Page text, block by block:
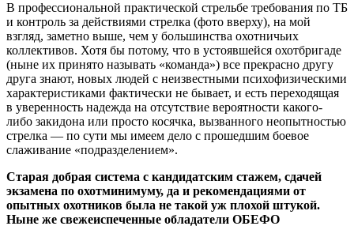
В профессиональной практической стрельбе требования по ТБ
и контроль за действиями стрелка (фото вверху), на мой
взгляд, заметно выше, чем у большинства охотничьих
коллективов. Хотя бы потому, что в устоявшейся охотбригаде
(ныне их принято называть «команда») все прекрасно другу
друга знают, новых людей с неизвестными психофизическими
характеристиками фактически не бывает, и есть переходящая
в уверенность надежда на отсутствие вероятности какого-
либо закидона или просто косячка, вызванного неопытностью
стрелка — по сути мы имеем дело с прошедшим боевое
слаживание «подразделением».
Старая добрая система с кандидатским стажем, сдачей
экзамена по охотминимуму, да и рекомендациями от
опытных охотников была не такой уж плохой штукой.
Ныне же свежеиспеченные обладатели ОБЕФО